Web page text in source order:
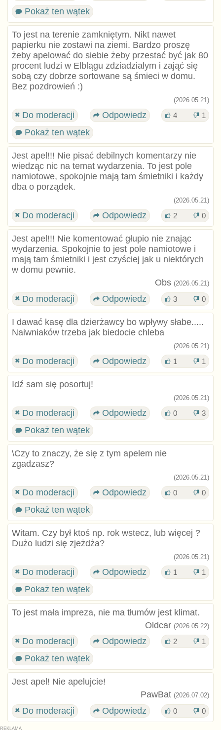
Pokaż ten wątek
To jest na terenie zamkniętym. Nikt nawet
papierku nie zostawi na ziemi. Bardzo proszę
żeby apelować do siebie żeby przestać być jak 80
procent ludzi w Elblągu zdziadzialym i zająć się
sobą czy dobrze sortowane są śmieci w domu.
Bez pozdrowień :)
(2026.05.21)
Do moderacji Odpowiedz 4 1
Pokaż ten wątek
Jest apel!!! Nie pisać debilnych komentarzy nie
wiedząc nic na temat wydarzenia. To jest pole
namiotowe, spokojnie mają tam śmietniki i każdy
dba o porządek.
(2026.05.21)
Do moderacji Odpowiedz 2 0
Jest apel!!! Nie komentować głupio nie znając
wydarzenia. Spokojnie to jest pole namiotowe i
mają tam śmietniki i jest czyściej jak u niektórych
w domu pewnie.
Obs (2026.05.21)
Do moderacji Odpowiedz 3 0
I dawać kasę dla dzierżawcy bo wpływy słabe.....
Naiwniaków trzeba jak biedocie chleba
(2026.05.21)
Do moderacji Odpowiedz 1 1
Idź sam się posortuj!
(2026.05.21)
Do moderacji Odpowiedz 0 3
Pokaż ten wątek
\Czy to znaczy, że się z tym apelem nie
zgadzasz?
(2026.05.21)
Do moderacji Odpowiedz 0 0
Pokaż ten wątek
Witam. Czy był ktoś np. rok wstecz, lub więcej ?
Dużo ludzi się zjeżdża?
(2026.05.21)
Do moderacji Odpowiedz 1 1
Pokaż ten wątek
To jest mała impreza, nie ma tłumów jest klimat.
Oldcar (2026.05.22)
Do moderacji Odpowiedz 2 1
Pokaż ten wątek
Jest apel! Nie apelujcie!
PawBat (2026.07.02)
Do moderacji Odpowiedz 0 0